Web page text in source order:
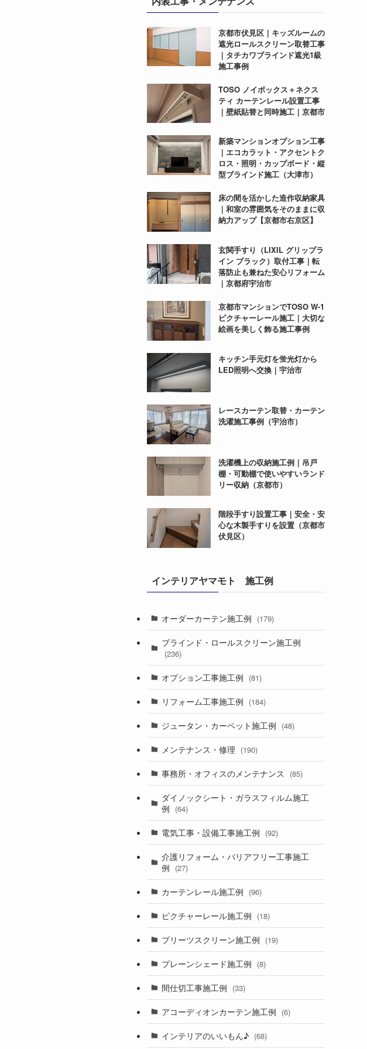
京都市伏見区｜キッズルームの
遮光ロールスクリーン取替工事
｜タチカワブラインド遮光1級
施工事例
TOSO ノイボックス＋ネクス
ティ カーテンレール設置工事
｜壁紙貼替と同時施工｜京都市
新築マンションオプション工事
｜エコカラット・アクセントク
ロス・照明・カップボード・縦
型ブラインド施工（大津市）
床の間を活かした造作収納家具
｜和室の雰囲気をそのままに収
納力アップ【京都市右京区】
玄関手すり（LIXIL グリップラ
イン ブラック）取付工事｜転
落防止も兼ねた安心リフォーム
｜京都府宇治市
京都市マンションでTOSO W-1
ピクチャーレール施工｜大切な
絵画を美しく飾る施工事例
キッチン手元灯を蛍光灯から
LED照明へ交換｜宇治市
レースカーテン取替・カーテン
洗濯施工事例（宇治市）
洗濯機上の収納施工例｜吊戸
棚・可動棚で使いやすいランド
リー収納（京都市）
階段手すり設置工事｜安全・安
心な木製手すりを設置（京都市
伏見区）
インテリアヤマモト 施工例
オーダーカーテン施工例 (179)
ブラインド・ロールスクリーン施工例
(236)
オプション工事施工例 (81)
リフォーム工事施工例 (184)
ジュータン・カーペット施工例 (48)
メンテナンス・修理 (190)
事務所・オフィスのメンテナンス (85)
ダイノックシート・ガラスフィルム施工
例 (64)
電気工事・設備工事施工例 (92)
介護リフォーム・バリアフリー工事施工
例 (27)
カーテンレール施工例 (96)
ピクチャーレール施工例 (18)
プリーツスクリーン施工例 (19)
プレーンシェード施工例 (8)
間仕切工事施工例 (33)
アコーディオンカーテン施工例 (6)
インテリアのいいもん♪ (68)